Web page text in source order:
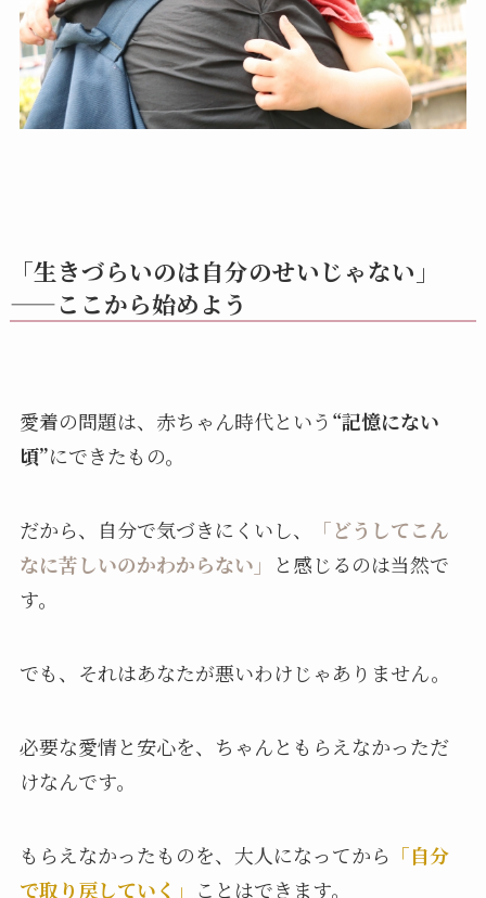
「生きづらいのは自分のせいじゃない」
——ここから始めよう
愛着の問題は、赤ちゃん時代という“記憶にない
頃”にできたもの。
だから、自分で気づきにくいし、
「どうしてこん
なに苦しいのかわからない」
と感じるのは当然で
す。
でも、それはあなたが悪いわけじゃありません。
必要な愛情と安心を、ちゃんともらえなかっただ
けなんです。
もらえなかったものを、大人になってから 「自分
で取り戻していく」 ことはできます。